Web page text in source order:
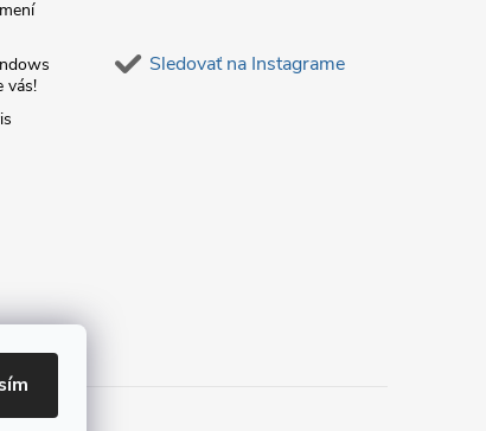
vás!
Sledovať na Instagrame